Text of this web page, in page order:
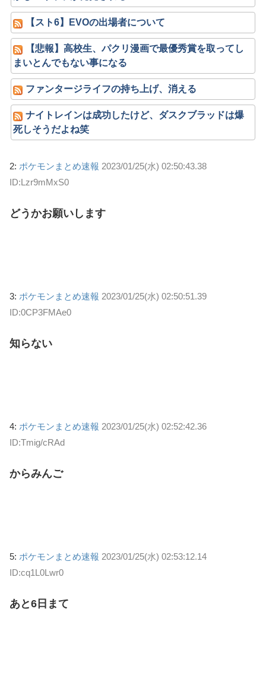
【スト6】EVOの出場者について
【悲報】高校生、パクリ漫画で最優秀賞を取ってし
まいとんでもない事になる
ファンタージライフの持ち上げ、消える
ナイトレインは成功したけど、ダスクブラッドは爆
死しそうだよね笑
2: ポケモンまとめ速報 2023/01/25(水) 02:50:43.38
ID:Lzr9mMxS0
どうかお願いします
3: ポケモンまとめ速報 2023/01/25(水) 02:50:51.39
ID:0CP3FMAe0
知らない
4: ポケモンまとめ速報 2023/01/25(水) 02:52:42.36
ID:Tmig/cRAd
からみんご
5: ポケモンまとめ速報 2023/01/25(水) 02:53:12.14
ID:cq1L0Lwr0
あと6日まて